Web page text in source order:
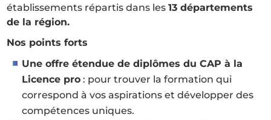
établissements répartis dans les13 départements
de la région.
Nos points forts
Une offre étendue de diplômes du CAP à la
Licence pro : pour trouver la formation qui
correspond à vos aspirations et développer des
compétences uniques.